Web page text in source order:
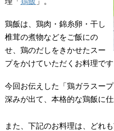
鶏飯は、鶏肉・錦糸卵・干し
椎茸の煮物などをご飯にの
せ、鶏のだしをきかせたスー
プをかけていただくお料理です
今回お伝えした「鶏ガラスー
深みが出て、本格的な鶏飯に仕
また、下記のお料理は、どれ